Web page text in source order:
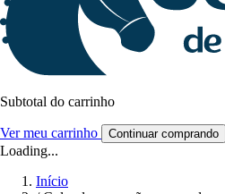
Subtotal do carrinho
Ver meu carrinho Continuar comprando
Loading...
Início